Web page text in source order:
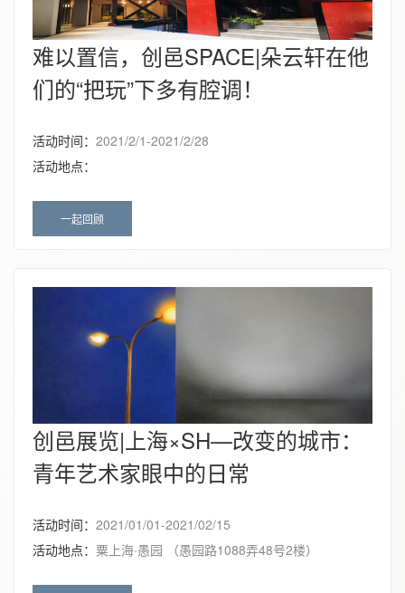
难以置信，创邑SPACE|朵云轩在他
们的“把玩”下多有腔调！
活动时间： 2021/2/1-2021/2/28
活动地点：
一起回顾
创邑展览|上海×SH—改变的城市：
青年艺术家眼中的日常
活动时间： 2021/01/01-2021/02/15
活动地点： 粟上海·愚园 （愚园路1088弄48号2楼）